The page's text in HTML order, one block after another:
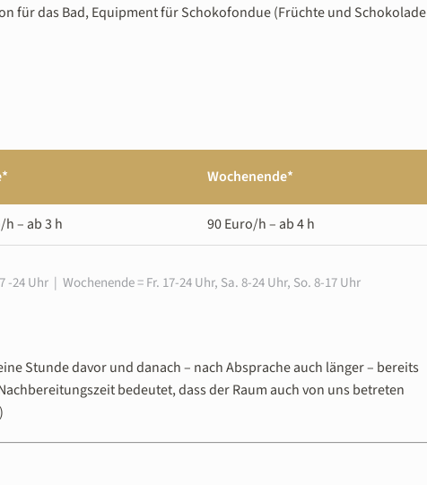
für das Bad, Equipment für Schokofondue (Früchte und Schokolade
Wochenende*
h – ab 3 h 90 Euro/h – ab 4 h
Uhr | Wochenende = Fr. 17-24 Uhr, Sa. 8-24 Uhr, So. 8-17 Uhr
Stunde davor und danach – nach Absprache auch länger – bereits
bedeutet, dass der Raum auch von uns betreten